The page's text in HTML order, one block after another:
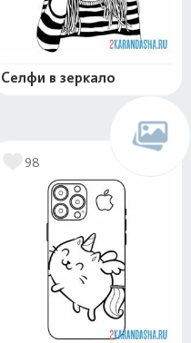
Селфи в зеркало
98